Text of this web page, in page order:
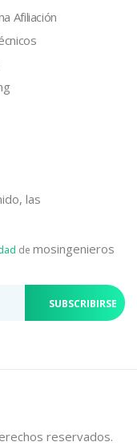
Afiliación
las
de mosingenieros
SUBSCRIBIRSE
reservados.